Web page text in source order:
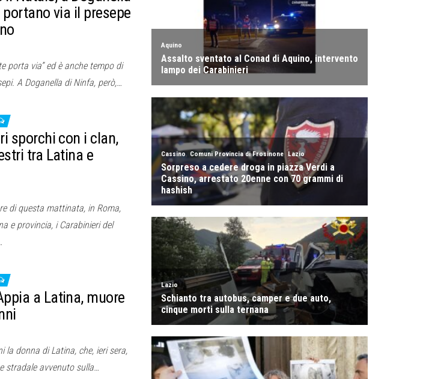
via il presepe
porta via” ed è anche tempo di
A Doganella di Ninfa, però,…
sporchi con i clan,
tra Latina e
di questa mattinata, in Roma,
e provincia, i Carabinieri del
a Latina, muore
la donna di Latina, che, ieri sera,
stradale avvenuto sulla…